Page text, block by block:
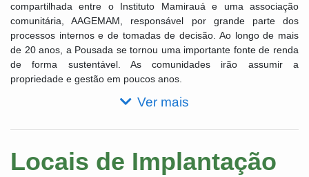
compartilhada entre o Instituto Mamirauá e uma associação
comunitária, AAGEMAM, responsável por grande parte dos
processos internos e de tomadas de decisão. Ao longo de mais
de 20 anos, a Pousada se tornou uma importante fonte de renda
de forma sustentável. As comunidades irão assumir a
propriedade e gestão em poucos anos.
Ver mais
Locais de Implantação